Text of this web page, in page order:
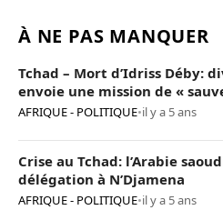
À NE PAS MANQUER
Tchad – Mort d’Idriss Déby:
envoie une mission de «
AFRIQUE - POLITIQUE•il y a 5 ans
Crise au Tchad: l’Arabie
délégation à N’Djamena
AFRIQUE - POLITIQUE•il y a 5 ans